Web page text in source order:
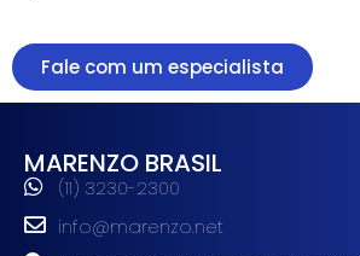
Fale com um especialista
MARENZO BRASIL
(11) 3230-2300
info@marenzo.net